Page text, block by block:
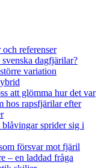
referenser
dagfjärilar?
variation
att glömma hur det var
hos rapsfjärilar efter
sprider sig i
försvar mot fjäril
– en laddad fråga